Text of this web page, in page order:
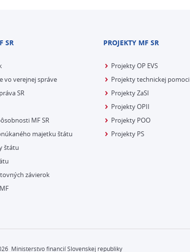
SR
vo verejnej správe
SR
MF SR
majetku štátu
štátu
závierok
PROJEKTY MF SR
Projekty OP EVS
Projekty technickej pomoci
Projekty ZaSI
Projekty OPII
Projekty POO
Projekty PS
Ministerstvo financií Slovenskej republiky